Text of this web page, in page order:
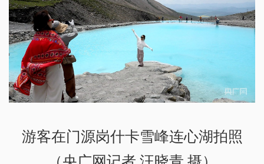
游客在门源岗什卡雪峰连心湖拍照